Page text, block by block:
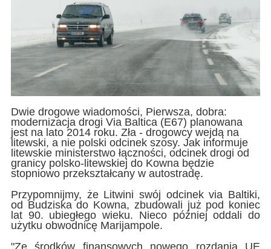
Dwie drogowe wiadomości, Pierwsza, dobra:
modernizacja drogi Via Baltica (E67) planowana
jest na lato 2014 roku. Zła - drogowcy wejdą na
litewski, a nie polski odcinek szosy. Jak informuje
litewskie ministerstwo łączności, odcinek drogi od
granicy polsko-litewskiej do Kowna będzie
stopniowo przekształcany w autostradę.
Przypomnijmy, że Litwini swój odcinek via Baltiki,
od Budziska do Kowna, zbudowali już pod koniec
lat 90. ubiegłego wieku. Nieco później oddali do
użytku obwodnicę Marijampole.
"Ze środków finansowych nowego rozdania UE